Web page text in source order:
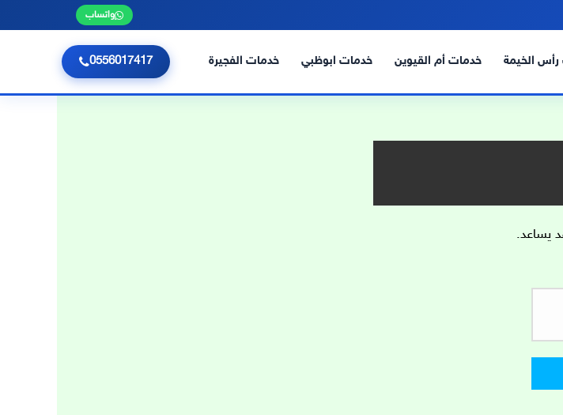
واتساب
الخيمة خدمات أم القيوين خدمات ابوظبي خدمات الفجيرة 0556017417
يساعد.